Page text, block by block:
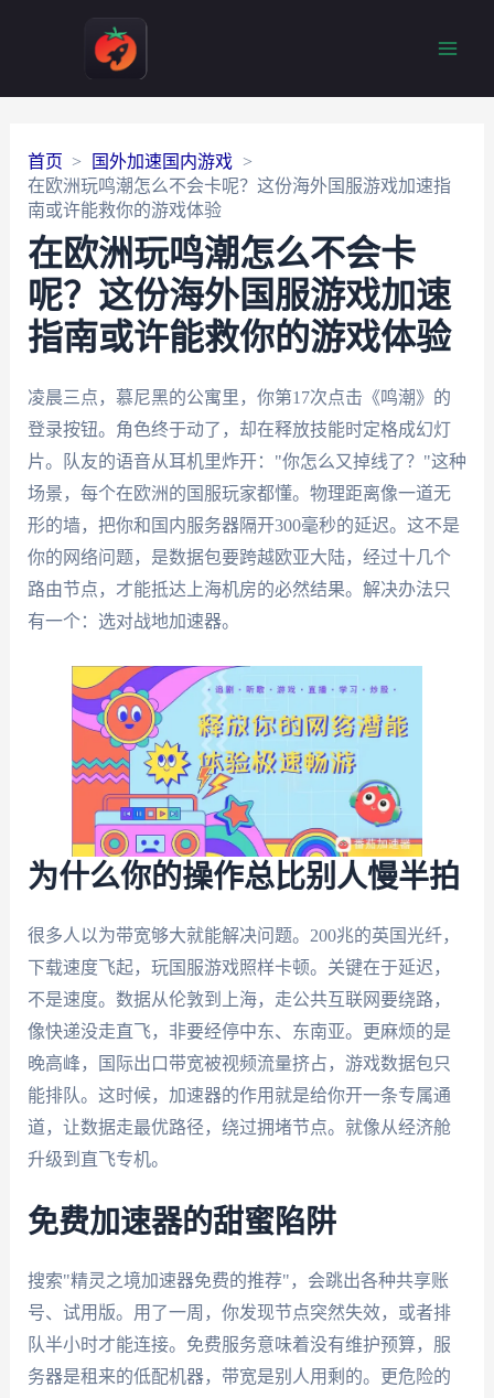
首页
国外加速国内游戏
在欧洲玩鸣潮怎么不会卡呢？这份海外国服游戏加速指
南或许能救你的游戏体验
在欧洲玩鸣潮怎么不会卡
呢？这份海外国服游戏加速
指南或许能救你的游戏体验
凌晨三点，慕尼黑的公寓里，你第17次点击《鸣潮》的
登录按钮。角色终于动了，却在释放技能时定格成幻灯
片。队友的语音从耳机里炸开："你怎么又掉线了？"这种
场景，每个在欧洲的国服玩家都懂。物理距离像一道无
形的墙，把你和国内服务器隔开300毫秒的延迟。这不是
你的网络问题，是数据包要跨越欧亚大陆，经过十几个
路由节点，才能抵达上海机房的必然结果。解决办法只
有一个：选对战地加速器。
为什么你的操作总比别人慢半拍
很多人以为带宽够大就能解决问题。200兆的英国光纤，
下载速度飞起，玩国服游戏照样卡顿。关键在于延迟，
不是速度。数据从伦敦到上海，走公共互联网要绕路，
像快递没走直飞，非要经停中东、东南亚。更麻烦的是
晚高峰，国际出口带宽被视频流量挤占，游戏数据包只
能排队。这时候，加速器的作用就是给你开一条专属通
道，让数据走最优路径，绕过拥堵节点。就像从经济舱
升级到直飞专机。
免费加速器的甜蜜陷阱
搜索"精灵之境加速器免费的推荐"，会跳出各种共享账
号、试用版。用了一周，你发现节点突然失效，或者排
队半小时才能连接。免费服务意味着没有维护预算，服
务器是租来的低配机器，带宽是别人用剩的。更危险的